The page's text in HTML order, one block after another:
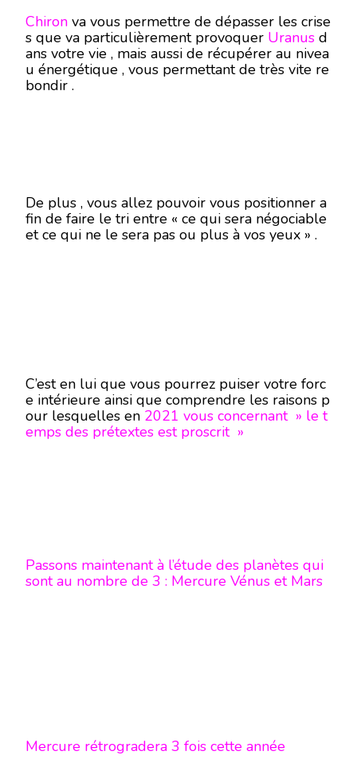
Chiron va vous permettre de dépasser les crise
s que va particulièrement provoquer Uranus d
ans votre vie , mais aussi de récupérer au nivea
u énergétique , vous permettant de très vite re
bondir .
De plus , vous allez pouvoir vous positionner a
fin de faire le tri entre « ce qui sera négociable
et ce qui ne le sera pas ou plus à vos yeux » .
C’est en lui que vous pourrez puiser votre forc
e intérieure ainsi que comprendre les raisons p
our lesquelles en 2021 vous concernant » le t
emps des prétextes est proscrit »
Passons maintenant à l’étude des planètes qui
sont au nombre de 3 : Mercure Vénus et Mars
Mercure rétrogradera 3 fois cette année